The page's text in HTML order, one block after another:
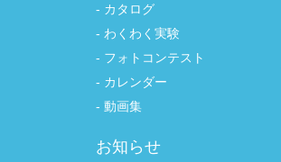
カタログ
わくわく実験
フォトコンテスト
カレンダー
動画集
お知らせ